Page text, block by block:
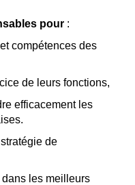
pour :
compétences des
de leurs fonctions,
efficacement les
de
les meilleurs